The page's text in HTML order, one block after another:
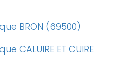
BRON (69500)
CALUIRE ET CUIRE